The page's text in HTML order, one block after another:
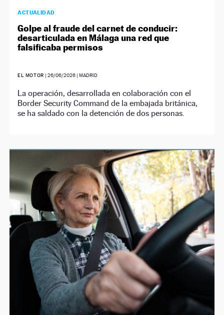
ACTUALIDAD
Golpe al fraude del carnet de conducir:
desarticulada en Málaga una red que
falsificaba permisos
EL MOTOR | 26/06/2026| MADRID
La operación, desarrollada en colaboración con el
Border Security Command de la embajada británica,
se ha saldado con la detención de dos personas.